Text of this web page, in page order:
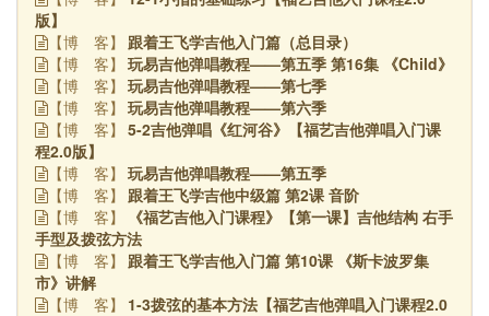
版】
【博 客】 跟着王飞学吉他入门篇（总目录）
【博 客】 玩易吉他弹唱教程——第五季 第16集 《Child》
【博 客】 玩易吉他弹唱教程——第七季
【博 客】 玩易吉他弹唱教程——第六季
【博 客】
5-2吉他弹唱《红河谷》【福艺吉他弹唱入门课
程2.0版】
【博 客】 玩易吉他弹唱教程——第五季
【博 客】 跟着王飞学吉他中级篇 第2课 音阶
【博 客】
《福艺吉他入门课程》【第一课】吉他结构 右手
手型及拨弦方法
【博 客】
跟着王飞学吉他入门篇 第10课 《斯卡波罗集
市》讲解
【博 客】
1-3拨弦的基本方法【福艺吉他弹唱入门课程2.0